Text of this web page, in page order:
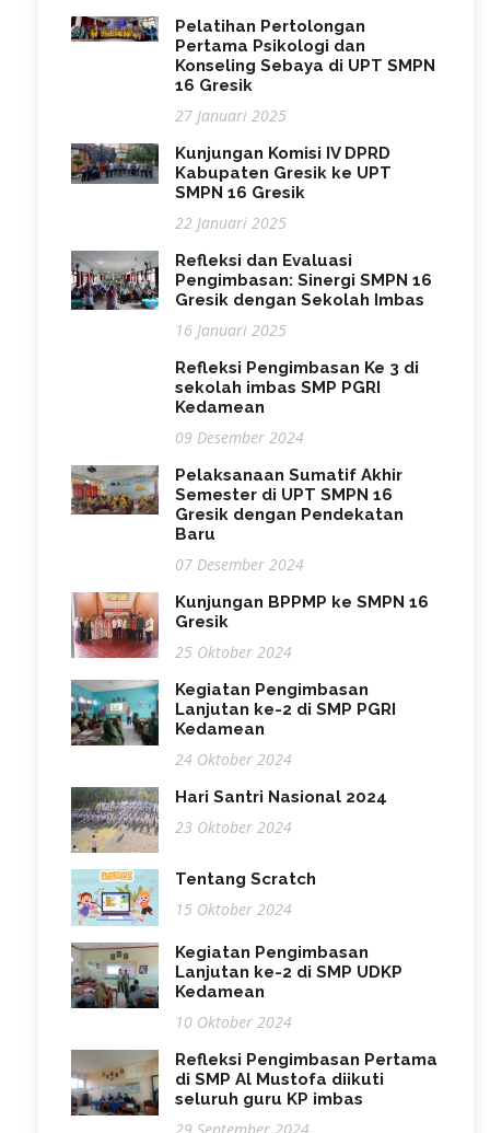
Pelatihan Pertolongan
Pertama Psikologi dan
Konseling Sebaya di UPT SMPN
16 Gresik
27 Januari 2025
Kunjungan Komisi IV DPRD
Kabupaten Gresik ke UPT
SMPN 16 Gresik
22 Januari 2025
Refleksi dan Evaluasi
Pengimbasan: Sinergi SMPN 16
Gresik dengan Sekolah Imbas
16 Januari 2025
Refleksi Pengimbasan Ke 3 di
sekolah imbas SMP PGRI
Kedamean
09 Desember 2024
Pelaksanaan Sumatif Akhir
Semester di UPT SMPN 16
Gresik dengan Pendekatan
Baru
07 Desember 2024
Kunjungan BPPMP ke SMPN 16
Gresik
25 Oktober 2024
Kegiatan Pengimbasan
Lanjutan ke-2 di SMP PGRI
Kedamean
24 Oktober 2024
Hari Santri Nasional 2024
23 Oktober 2024
Tentang Scratch
15 Oktober 2024
Kegiatan Pengimbasan
Lanjutan ke-2 di SMP UDKP
Kedamean
10 Oktober 2024
Refleksi Pengimbasan Pertama
di SMP Al Mustofa diikuti
seluruh guru KP imbas